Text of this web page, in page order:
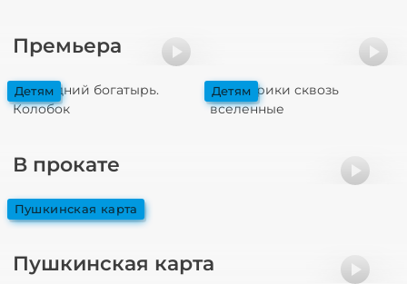
Премьера
детям
Последний богатырь.
Колобок
детям
Смешарики сквозь
вселенные
В прокате
пушкинская карта
Старый орёл
Пушкинская карта